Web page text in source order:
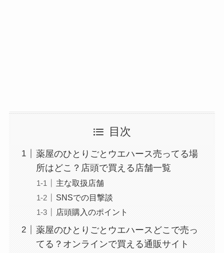
目次
薬屋のひとりごとウエハース売ってる場
所はどこ？店頭で買える店舗一覧
主な取扱店舗
SNSでの目撃談
店頭購入のポイント
薬屋のひとりごとウエハースどこで売っ
てる？オンラインで買える通販サイト